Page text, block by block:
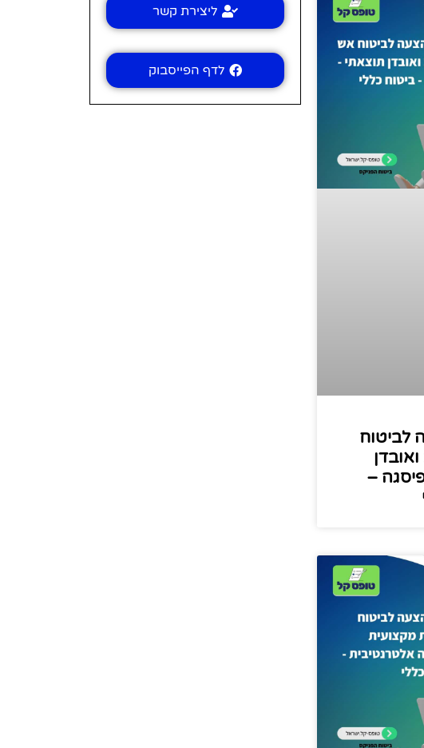
לביטוח
–
ליצירת קשר
לדף הפייסבוק